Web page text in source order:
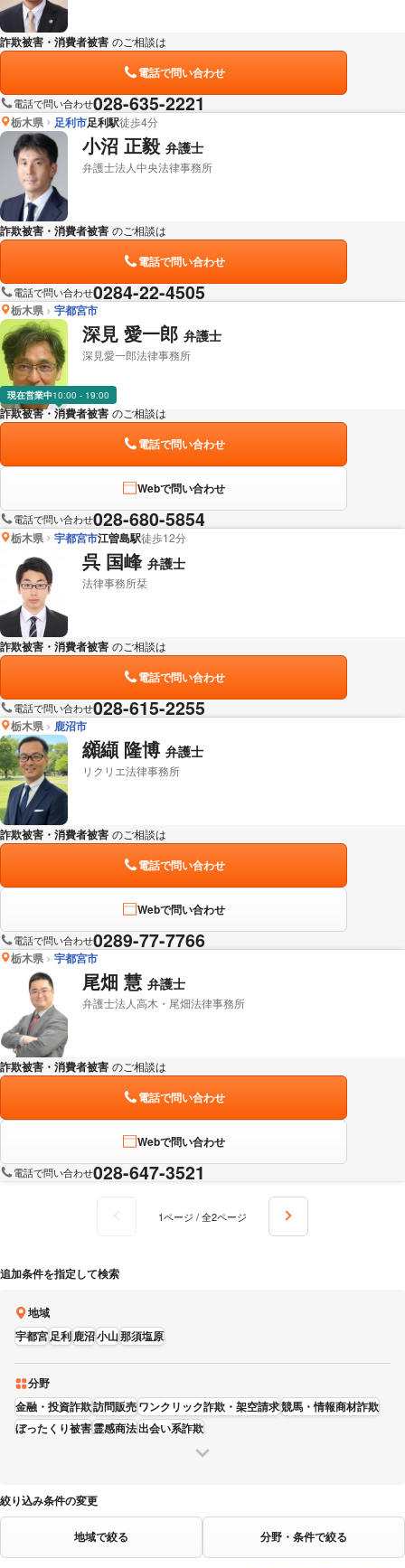
詐欺被害・消費者被害 のご相談は
電話で問い合わせ
電話で問い合わせ028-635-2221
栃木県 足利市足利駅徒歩4分
小沼 正毅 弁護士
弁護士法人中央法律事務所
詐欺被害・消費者被害 のご相談は
電話で問い合わせ
電話で問い合わせ0284-22-4505
栃木県 宇都宮市
深見 愛一郎 弁護士
深見愛一郎法律事務所
現在営業中10:00 - 19:00
詐欺被害・消費者被害 のご相談は
電話で問い合わせ
Webで問い合わせ
電話で問い合わせ028-680-5854
栃木県 宇都宮市江曽島駅徒歩12分
呉 国峰 弁護士
法律事務所栞
詐欺被害・消費者被害 のご相談は
電話で問い合わせ
電話で問い合わせ028-615-2255
栃木県 鹿沼市
纐纈 隆博 弁護士
リクリエ法律事務所
詐欺被害・消費者被害 のご相談は
電話で問い合わせ
Webで問い合わせ
電話で問い合わせ0289-77-7766
栃木県 宇都宮市
尾畑 慧 弁護士
弁護士法人高木・尾畑法律事務所
詐欺被害・消費者被害 のご相談は
電話で問い合わせ
Webで問い合わせ
電話で問い合わせ028-647-3521
1ページ / 全2ページ
追加条件を指定して検索
地域
宇都宮足利鹿沼小山那須塩原
分野
金融・投資詐欺訪問販売ワンクリック詐欺・架空請求競馬・情報商材詐欺
ぼったくり被害霊感商法出会い系詐欺
絞り込み条件の変更
地域で絞る 分野・条件で絞る